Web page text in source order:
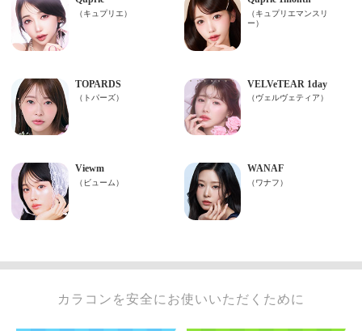
カラコンを安全にお使いいただくために